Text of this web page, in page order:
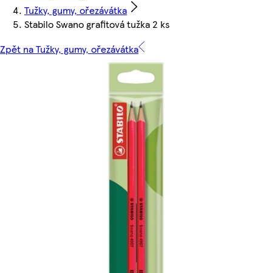
Tužky, gumy, ořezávátka
Stabilo Swano grafitová tužka 2 ks
Zpět na Tužky, gumy, ořezávátka